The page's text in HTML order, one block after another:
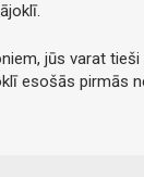
jūs varat
esošās pirmās